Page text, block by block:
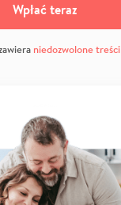
Wpłać teraz
niedozwolone treści